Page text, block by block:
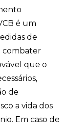
é um
de
combater
que o
de
a vida dos
Em caso de